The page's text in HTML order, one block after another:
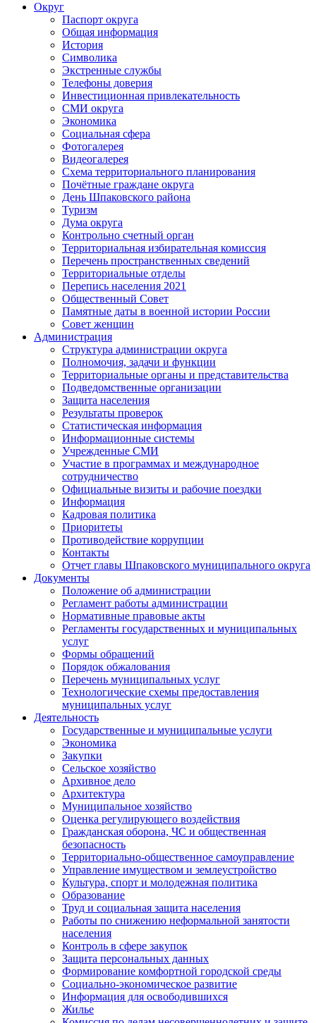
Округ
Паспорт округа
Общая информация
История
Символика
Экстренные службы
Телефоны доверия
Инвестиционная привлекательность
СМИ округа
Экономика
Социальная сфера
Фотогалерея
Видеогалерея
Схема территориального планирования
Почётные граждане округа
День Шпаковского района
Туризм
Дума округа
Контрольно счетный орган
Территориальная избирательная комиссия
Перечень пространственных сведений
Территориальные отделы
Перепись населения 2021
Общественный Совет
Памятные даты в военной истории России
Совет женщин
Администрация
Структура администрации округа
Полномочия, задачи и функции
Территориальные органы и представительства
Подведомственные организации
Защита населения
Результаты проверок
Статистическая информация
Информационные системы
Учрежденные СМИ
Участие в программах и международное
сотрудничество
Официальные визиты и рабочие поездки
Информация
Кадровая политика
Приоритеты
Противодействие коррупции
Контакты
Отчет главы Шпаковского муниципального округа
Документы
Положение об администрации
Регламент работы администрации
Нормативные правовые акты
Регламенты государственных и муниципальных
услуг
Формы обращений
Порядок обжалования
Перечень муниципальных услуг
Технологические схемы предоставления
муниципальных услуг
Деятельность
Государственные и муниципальные услуги
Экономика
Закупки
Сельское хозяйство
Архивное дело
Архитектура
Муниципальное хозяйство
Оценка регулирующего воздействия
Гражданская оборона, ЧС и общественная
безопасность
Территориально-общественное самоуправление
Управление имуществом и землеустройство
Культура, спорт и молодежная политика
Образование
Труд и социальная защита населения
Работы по снижению неформальной занятости
населения
Контроль в сфере закупок
Защита персональных данных
Формирование комфортной городской среды
Социально-экономическое развитие
Информация для освободившихся
Жилье